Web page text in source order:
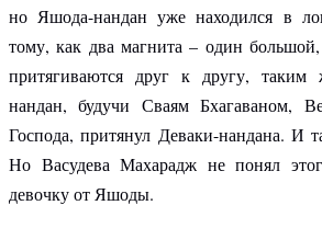
но Яшода-нандан уже находился в
тому, как два магнита – один
притягиваются друг к другу,
нандан, будучи Сваям Бхагаваном,
Господа, притянул Деваки-нандана. И
Но Васудева Махарадж не понял
девочку от Яшоды.